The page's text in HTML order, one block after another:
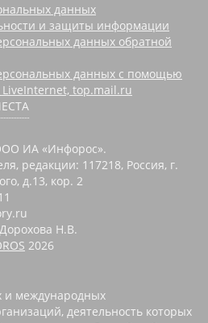
данных
и защиты информации
данных обратной
данных с помощью
LiveInternet, top.mail.ru
ИА «Инфорос».
редакции: 117218, Россия, г.
д.13, кор. 2
Н.В.
2026
и международных
деятельность которых